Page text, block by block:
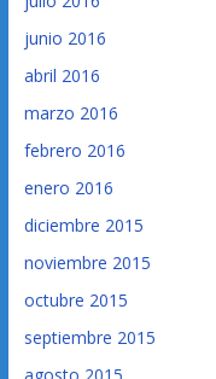
junio 2016
abril 2016
marzo 2016
febrero 2016
enero 2016
diciembre 2015
noviembre 2015
octubre 2015
septiembre 2015
agosto 2015